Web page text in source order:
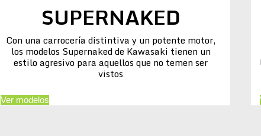
SUPERNAKED
Con una carrocería distintiva y un potente motor,
los modelos Supernaked de Kawasaki tienen un
estilo agresivo para aquellos que no temen ser
vistos
Ver modelos